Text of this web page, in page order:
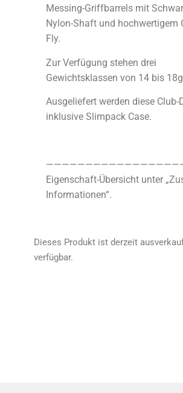
Messing-Griffbarrels mit
Nylon-Shaft und hochwertigem
Fly.
Zur Verfügung stehen drei
Gewichtsklassen von 14 bis
Ausgeliefert werden diese Club-
inklusive Slimpack Case.
Eigenschaft-Übersicht unter
Informationen“.
Dieses Produkt ist derzeit
verfügbar.